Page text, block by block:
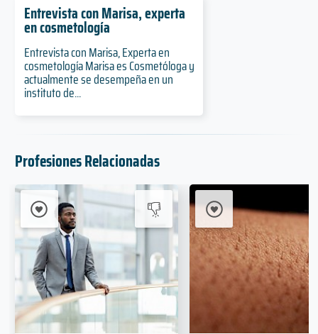
Entrevista con Marisa, experta
en cosmetología
Entrevista con Marisa, Experta en
cosmetología Marisa es Cosmetóloga y
actualmente se desempeña en un
instituto de...
Profesiones Relacionadas